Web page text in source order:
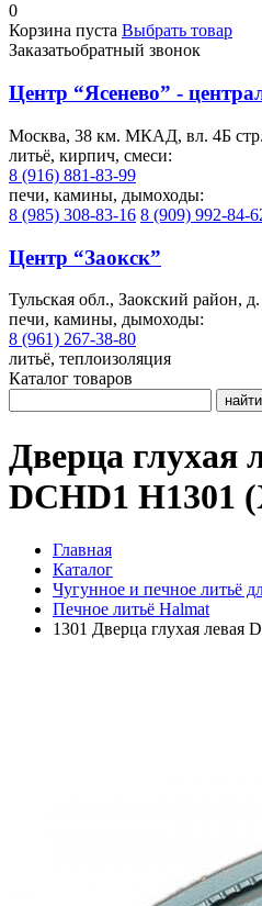
0
Корзина пуста Выбрать товар
Заказатьобратный звонок
Центр “Ясенево” -
Москва, 38 км. МКАД, вл. 4Б
литьё, кирпич, смеси:
8 (916) 881-83-99
печи, камины, дымоходы:
8 (985) 308-83-16 8 (909) 992-84-
Центр “Заокск”
Тульская обл., Заокский район,
печи, камины, дымоходы:
8 (961) 267-38-80
литьё, теплоизоляция
Каталог товаров
найти
Дверца глухая
DCHD1 H1301
Главная
Каталог
Чугунное и печное литьё
Печное литьё Halmat
1301 Дверца глухая левая